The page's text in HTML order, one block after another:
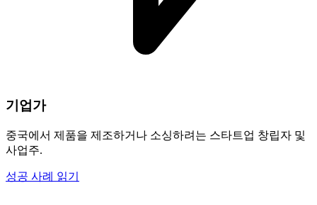
기업가
중국에서 제품을 제조하거나 소싱하려는 스타트업 창립자 및
사업주.
성공 사례 읽기